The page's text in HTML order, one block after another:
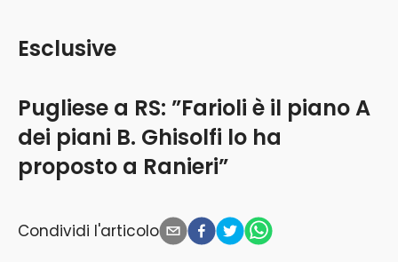
Pugliese a RS: ”Farioli è il piano A
dei piani B. Ghisolfi lo ha
proposto a Ranieri”
Esclusive
Condividi l'articolo